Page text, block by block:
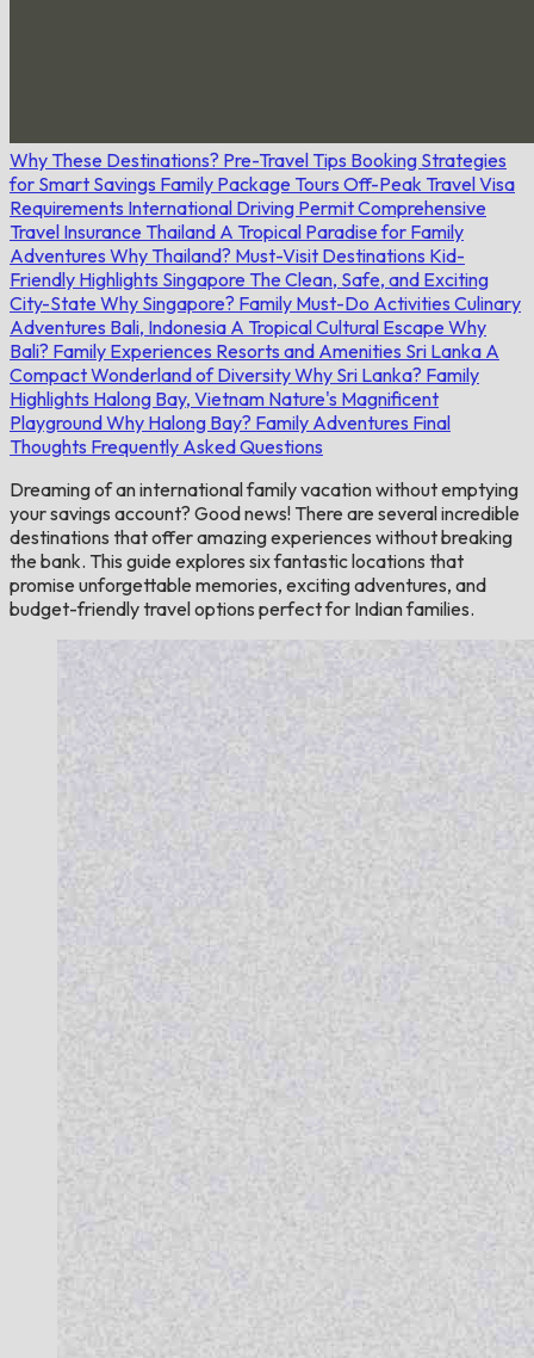
Why These Destinations? Pre-Travel Tips Booking Strategies
for Smart Savings Family Package Tours Off-Peak TravelVisa
Requirements International Driving PermitComprehensive
Travel Insurance Thailand A Tropical Paradise for Family
Adventures Why Thailand? Must-Visit Destinations Kid-
Friendly Highlights Singapore The Clean, Safe, and Exciting
City-State Why Singapore? Family Must-Do Activities Culinary
Adventures Bali, Indonesia A Tropical Cultural Escape Why
Bali? Family Experiences Resorts and Amenities Sri Lanka A
Compact Wonderland of DiversityWhy Sri Lanka? Family
Highlights Halong Bay, Vietnam Nature's Magnificent
PlaygroundWhy Halong Bay? Family Adventures Final
Thoughts Frequently Asked Questions
Dreaming of an international family vacation without emptying
your savings account? Good news! There are several incredible
destinations that offer amazing experiences without breaking
the bank. This guide explores six fantastic locations that
promise unforgettable memories, exciting adventures, and
budget-friendly travel options perfect for Indian families.